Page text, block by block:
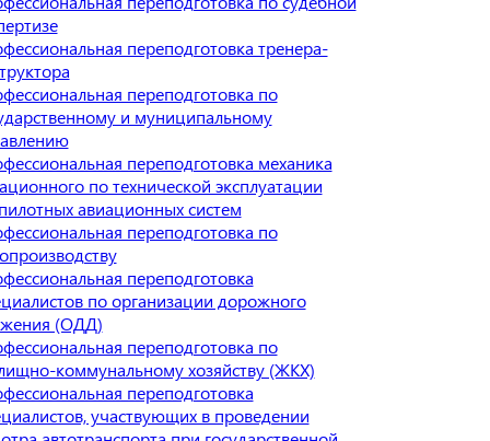
переподготовка тренера-
переподготовка по
и муниципальному
переподготовка механика
по технической эксплуатации
авиационных систем
переподготовка по
переподготовка
по организации дорожного
(ОДД)
переподготовка по
коммунальному хозяйству (ЖКХ)
переподготовка
участвующих в проведении